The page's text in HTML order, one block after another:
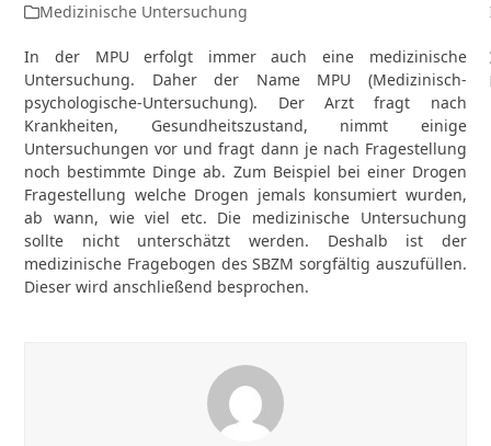
Medizinische Untersuchung
In der MPU erfolgt immer auch eine medizinische
Untersuchung. Daher der Name MPU (Medizinisch-
psychologische-Untersuchung). Der Arzt fragt nach
Krankheiten, Gesundheitszustand, nimmt einige
Untersuchungen vor und fragt dann je nach Fragestellung
noch bestimmte Dinge ab. Zum Beispiel bei einer Drogen
Fragestellung welche Drogen jemals konsumiert wurden,
ab wann, wie viel etc. Die medizinische Untersuchung
sollte nicht unterschätzt werden. Deshalb ist der
medizinische Fragebogen des SBZM sorgfältig auszufüllen.
Dieser wird anschließend besprochen.